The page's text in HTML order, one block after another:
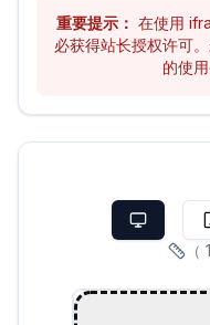
重要提示： 在使用
必获得站长授权许可
的使
（